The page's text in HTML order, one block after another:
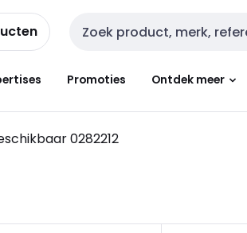
Zoekveld invoer
Promoties Ontdek meer
0282212